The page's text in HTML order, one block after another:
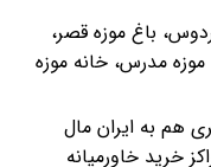
باغ موزه قصر،
مدرس، خانه موزه
هم به ایران مال
خرید خاورمیانه